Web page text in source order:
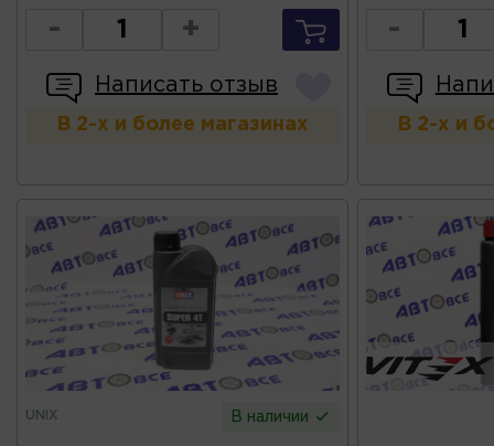
- +
Написать отзыв
В 2-х и более магазинах
-
В 2-х и
UNIX В наличии